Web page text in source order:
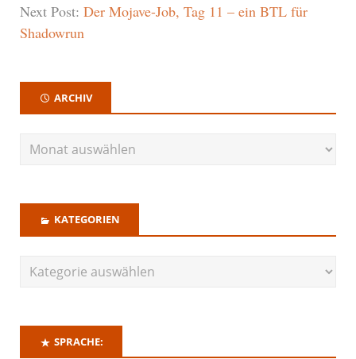
Next Post: Der Mojave-Job, Tag 11 – ein BTL für
Shadowrun
ARCHIV
KATEGORIEN
SPRACHE: